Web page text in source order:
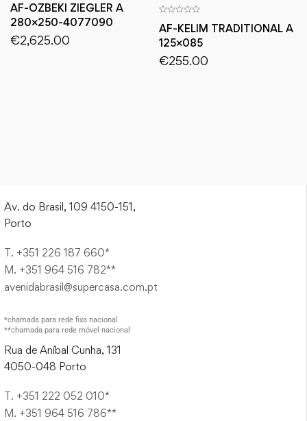
AF-OZBEKI ZIEGLER A
280×250-4077090
€2,625.00
AF-KELIM TRADITIONAL A
125×085
€255.00
Av. do Brasil, 109 4150-151,
Porto
T. +351 226 187 660*
M. +351 964 516 782**
avenidabrasil@supercasa.com.pt
*chamada para rede fixa nacional
**chamada para rede móvel nacional
Rua de Aníbal Cunha, 131
4050-048 Porto
T. +351 222 052 010*
M. +351 964 516 786**